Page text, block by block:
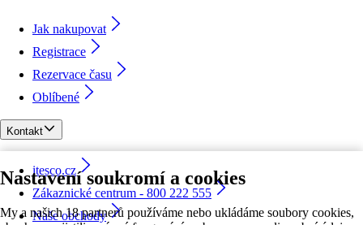
Nastavení soukromí a cookies
My a našich 18 partnerů používáme nebo ukládáme soubory cookies,
Jak nakupovat
Registrace
Rezervace času
Oblíbené
Kontakt
itesco.cz
Zákaznické centrum - 800 222 555
Naše obchody